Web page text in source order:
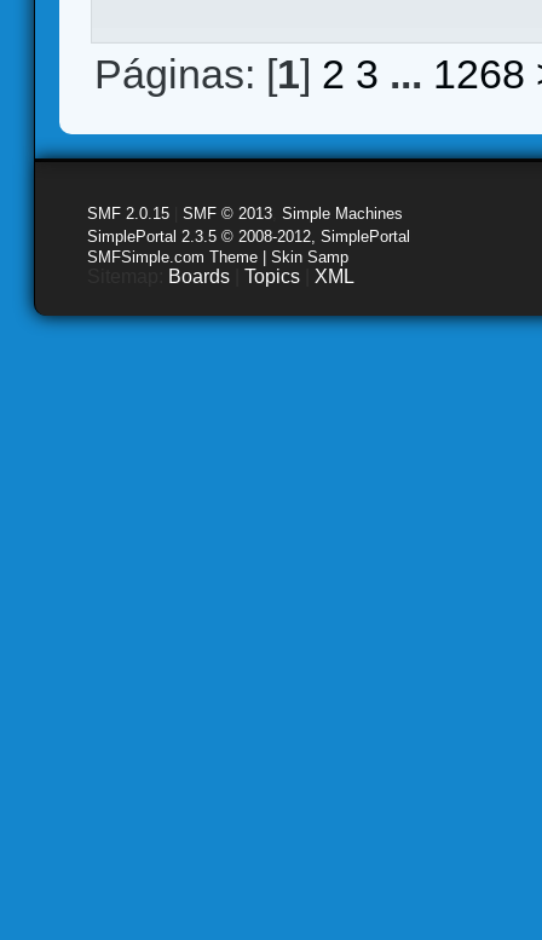
Páginas: [1] 2 3 ... 1268
SMF 2.0.15 SMF © 2013 Simple Machines
SimplePortal 2.3.5 © 2008-2012, SimplePortal
SMFSimple.com Theme | Skin Samp
Boards Topics XML